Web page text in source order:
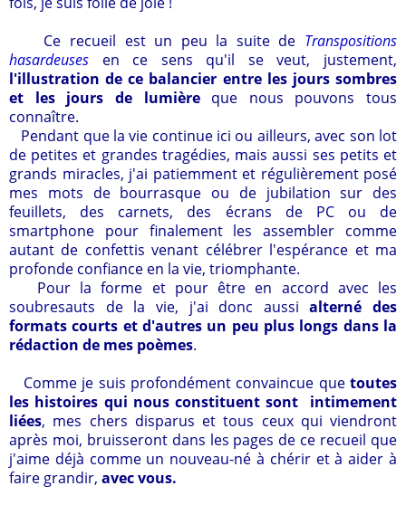
Ce recueil est un peu la suite de Transpositions
hasardeuses en ce sens qu'il se veut, justement,
l'illustration de ce balancier entre les jours sombres
et les jours de lumière que nous pouvons tous
connaître.
Pendant que la vie continue ici ou ailleurs, avec son lot
de petites et grandes tragédies, mais aussi ses petits et
grands miracles, j'ai patiemment et régulièrement posé
mes mots de bourrasque ou de jubilation sur des
feuillets, des carnets, des écrans de PC ou de
smartphone pour finalement les assembler comme
autant de confettis venant célébrer l'espérance et ma
profonde confiance en la vie, triomphante.
Pour la forme et pour être en accord avec les
soubresauts de la vie, j'ai donc aussialterné des
formats courts et d'autres un peu plus longs dans la
rédaction de mes poèmes.
Comme je suis profondément convaincue que toutes
les histoires qui nous constituent sont intimement
liées, mes chers disparus et tous ceux qui viendront
après moi, bruisseront dans les pages de ce recueil que
j'aime déjà comme un nouveau-né à chérir et à aider à
faire grandir, avec vous.